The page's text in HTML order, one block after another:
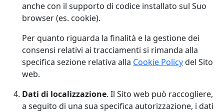
anche con il supporto di codice installato sul Suo
browser (es. cookie).
Per quanto riguarda la finalità e la gestione dei
consensi relativi ai tracciamenti si rimanda alla
specifica sezione relativa alla Cookie Policydel Sito
web.
Dati di localizzazione. Il Sito web può raccogliere,
a seguito di una sua specifica autorizzazione, i dati